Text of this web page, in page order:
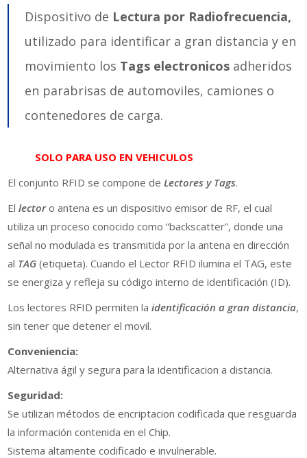
Dispositivo de Lectura por Radiofrecuencia,
utilizado para identificar a gran distancia y en
movimiento los Tags electronicos adheridos
en parabrisas de automoviles, camiones o
contenedores de carga.
SOLO PARA USO EN VEHICULOS
El conjunto RFID se compone deLectores y Tags.
Ellectoro antena es un dispositivo emisor de RF, el cual
utiliza un proceso conocido como “backscatter”, donde una
señal no modulada es transmitida por la antena en dirección
al TAG (etiqueta). Cuando el Lector RFID ilumina el TAG, este
se energiza y refleja su código interno de identificación (ID).
Los lectores RFID permiten laidentificación a gran distancia,
sin tener que detener el movil.
Conveniencia:
Alternativa ágil y segura para la identificacion a distancia.
Seguridad:
Se utilizan métodos de encriptacion codificada que resguarda
la información contenida en el Chip.
Sistema altamente codificado e invulnerable.